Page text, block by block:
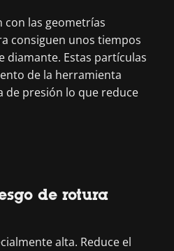
con las geometrías
consiguen unos tiempos
diamante. Estas partículas
de la herramienta
de presión lo que reduce
de rotura
alta. Reduce el